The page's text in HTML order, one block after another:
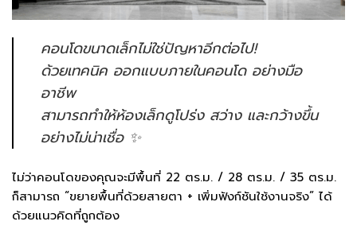
คอนโดขนาดเล็กไม่ใช่ปัญหาอีกต่อไป!
ด้วยเทคนิค ออกแบบภายในคอนโดอย่างมือ
อาชีพ
สามารถทำให้ห้องเล็กดูโปร่ง สว่าง และกว้างขึ้น
อย่างไม่น่าเชื่อ ✨
ไม่ว่าคอนโดของคุณจะมีพื้นที่ 22 ตร.ม. / 28 ตร.ม. / 35 ตร.ม.
ก็สามารถ “ขยายพื้นที่ด้วยสายตา + เพิ่มฟังก์ชันใช้งานจริง” ได้
ด้วยแนวคิดที่ถูกต้อง